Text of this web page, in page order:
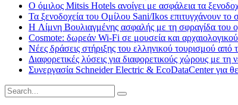
Ο όμιλος Mitsis Hotels ανοίγει με ασφάλεια τα
Τα ξενοδοχεία του Ομίλου Sani/Ikos επιτυγχάνουν
H Λίμνη Βουλιαγμένης ασφαλής με τη σφραγίδα
Cosmote: δωρεάν Wi-Fi σε μουσεία και
Νέες δράσεις στήριξης του ελληνικού τουρισμού από
Διαφορετικές λύσεις για διαφορετικούς χώρους με
Συνεργασία Schneider Electric & EcoDataCenter για